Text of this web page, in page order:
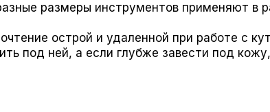
размеры инструментов применяют в
острой и удаленной при работе с
под ней, а если глубже завести под кожу,